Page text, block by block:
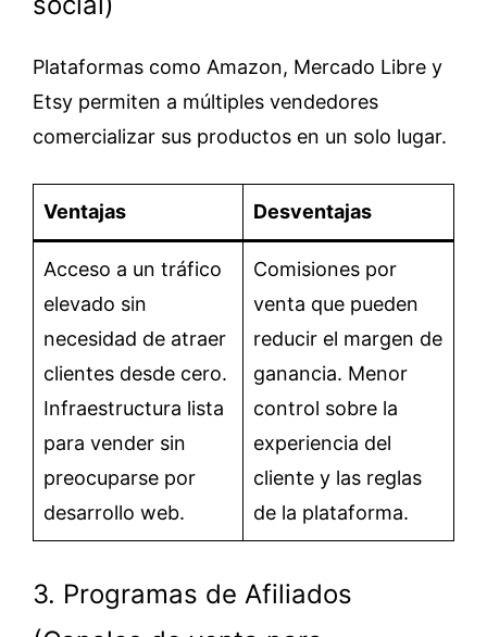
Plataformas como Amazon, Mercado Libre y
Etsy permiten a múltiples vendedores
comercializar sus productos en un solo lugar.
Ventajas Desventajas
Acceso a un tráfico
elevado sin
necesidad de atraer
clientes desde cero.
Infraestructura lista
para vender sin
preocuparse por
desarrollo web.
Comisiones por
venta que pueden
reducir el margen de
ganancia. Menor
control sobre la
experiencia del
cliente y las reglas
de la plataforma.
3. Programas de Afiliados